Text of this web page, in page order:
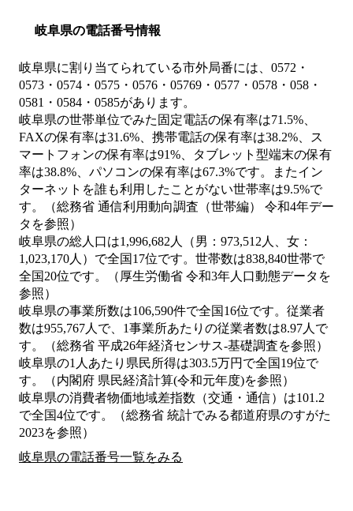
岐阜県の電話番号情報
岐阜県に割り当てられている市外局番には、0572・
0573・0574・0575・0576・05769・0577・0578・058・
0581・0584・0585があります。
岐阜県の世帯単位でみた固定電話の保有率は71.5%、
FAXの保有率は31.6%、携帯電話の保有率は38.2%、ス
マートフォンの保有率は91%、タブレット型端末の保有
率は38.8%、パソコンの保有率は67.3%です。またイン
ターネットを誰も利用したことがない世帯率は9.5%で
す。（総務省 通信利用動向調査（世帯編） 令和4年デー
タを参照）
岐阜県の総人口は1,996,682人（男：973,512人、女：
1,023,170人）で全国17位です。世帯数は838,840世帯で
全国20位です。（厚生労働省 令和3年人口動態データを
参照）
岐阜県の事業所数は106,590件で全国16位です。従業者
数は955,767人で、1事業所あたりの従業者数は8.97人で
す。（総務省 平成26年経済センサス‐基礎調査を参照）
岐阜県の1人あたり県民所得は303.5万円で全国19位で
す。（内閣府 県民経済計算(令和元年度)を参照）
岐阜県の消費者物価地域差指数（交通・通信）は101.2
で全国4位です。（総務省 統計でみる都道府県のすがた
2023を参照）
岐阜県の電話番号一覧をみる